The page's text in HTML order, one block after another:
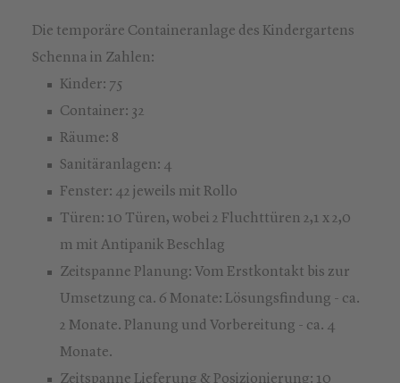
Die temporäre Containeranlage des Kindergartens
Schenna in Zahlen:
Kinder: 75
Container: 32
Räume: 8
Sanitäranlagen: 4
Fenster: 42 jeweils mit Rollo
Türen: 10 Türen, wobei 2 Fluchttüren 2,1 x 2,0
m mit Antipanik Beschlag
Zeitspanne Planung: Vom Erstkontakt bis zur
Umsetzung ca. 6 Monate: Lösungsfindung - ca.
2 Monate. Planung und Vorbereitung - ca. 4
Monate.
Zeitspanne Lieferung & Posizionierung: 10